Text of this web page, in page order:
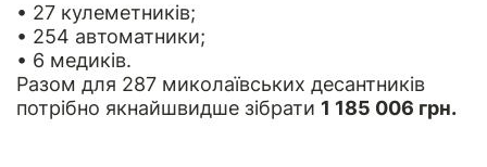
• 27 кулеметників;
• 254 автоматники;
• 6 медиків.
Разом для 287 миколаївських десантників
потрібно якнайшвидше зібрати 1 185 006 грн.